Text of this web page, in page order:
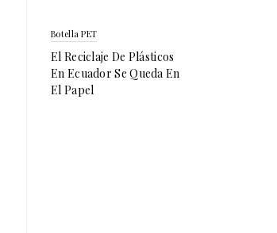
Botella PET
El Reciclaje De Plásticos
En Ecuador Se Queda En
El Papel